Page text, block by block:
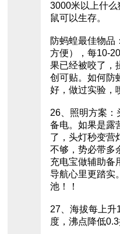
3000米以上什
鼠可以生存。
防蚂蝗最佳物品
方便），每10-
果已经被咬了，
创可贴。如何防
好，做过实验，
26、照明方案：
备电。如果是露
了，头灯秒变营
不够，势必带多
充电宝做辅助备
导航心里更踏实
池！！
27、海拔每上升
度，沸点降低0.3